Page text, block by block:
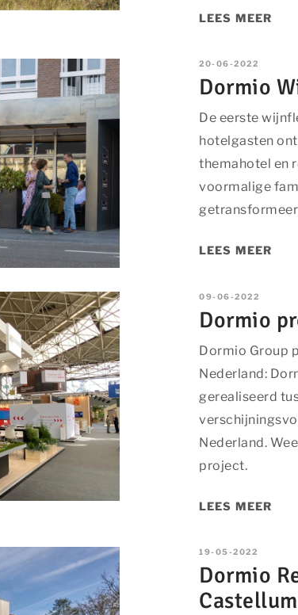
LEES MEER
20-06-2022
Dormio
De eerste
hotelgasten
themahotel en
voormalige
LEES MEER
09-06-2022
Dormio
Dormio Group
Nederland:
gerealiseerd
Nederland.
project.
LEES MEER
19-05-2022
Dormio
Castellum
Privacy opties
Dankzij cookies hoeft u niet steeds dezelfde
geven ons ook inzicht hoe u onze site bekijkt. Zo